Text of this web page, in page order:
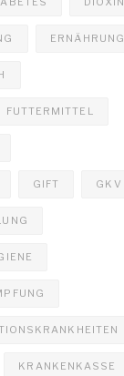
ERNÄHRUNG
FUTTERMITTEL
GIFT GKV
KRANKENKASSE